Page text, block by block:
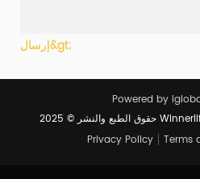
إرسال&gt;
Powered by
Privacy Policy
Terms